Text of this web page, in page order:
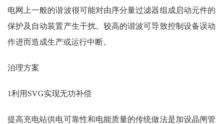
电网上一般的谐波很可能对由序分量过滤器组成启动元件的
保护及自动装置产生干扰。较高的谐波可导致控制设备误动
作进而造成生产或运行中断。
治理方案
1利用SVG实现无功补偿
提高充电站供电可靠性和电能质量的传统做法是加设晶闸管